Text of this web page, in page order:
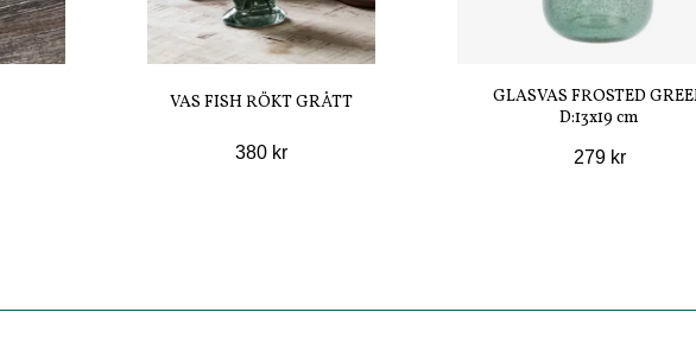
VAS FISH RÖKT GRÅTT
380 kr
GLASVAS FROSTED
D:13x19 cm
279 kr